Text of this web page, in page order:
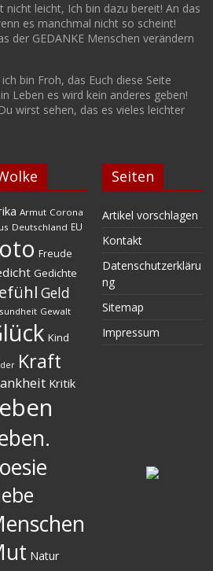
nicht leicht, Ich bin dazu bereit! An das
es manchmal nicht so scheint!
der GEDANKE Menschen verändern
bin Froh, das Euch diese Seite
Leben es wird kein anderes geben!
wirst sehen, das es vieles leichter
Armut Corona
Deutschland EU
Freude
Gedichte
Geld
Gewalt
Kind
Kraft
Kritik
Natur
Seiten
Artikel vorschlagen
Kontakt
Datenschutzerkläru
ng
Sitemap
Impressum